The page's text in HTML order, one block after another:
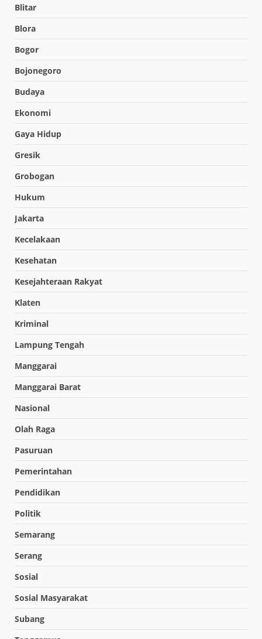
Blitar
Blora
Bogor
Bojonegoro
Budaya
Ekonomi
Gaya Hidup
Gresik
Grobogan
Hukum
Jakarta
Kecelakaan
Kesehatan
Kesejahteraan Rakyat
Klaten
Kriminal
Lampung Tengah
Manggarai
Manggarai Barat
Nasional
Olah Raga
Pasuruan
Pemerintahan
Pendidikan
Politik
Semarang
Serang
Sosial
Sosial Masyarakat
Subang